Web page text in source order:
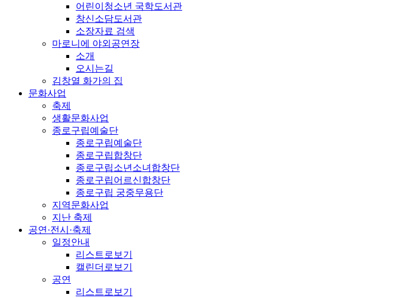
어린이청소년 국학도서관
창신소담도서관
소장자료 검색
마로니에 야외공연장
소개
오시는길
김창열 화가의 집
문화사업
축제
생활문화사업
종로구립예술단
종로구립예술단
종로구립합창단
종로구립소년소녀합창단
종로구립어르신합창단
종로구립 궁중무용단
지역문화사업
지난 축제
공연·전시·축제
일정안내
리스트로보기
캘린더로보기
공연
리스트로보기